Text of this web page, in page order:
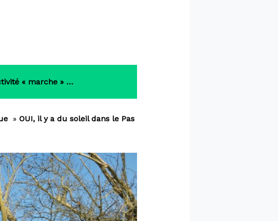
« marche » …
» OUI, il y a du soleil dans le Pas